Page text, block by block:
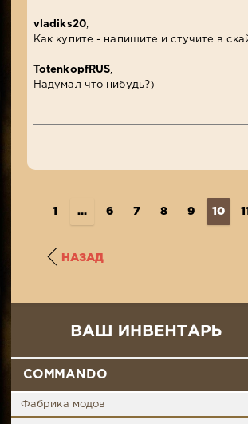
vladiks20,
Как купите - напишите и стучите в
TotenkopfRUS
Надумал что нибудь?)
1 ... 6 7 8 9 10 11
НАЗАД
COMMANDO
Фабрика модов